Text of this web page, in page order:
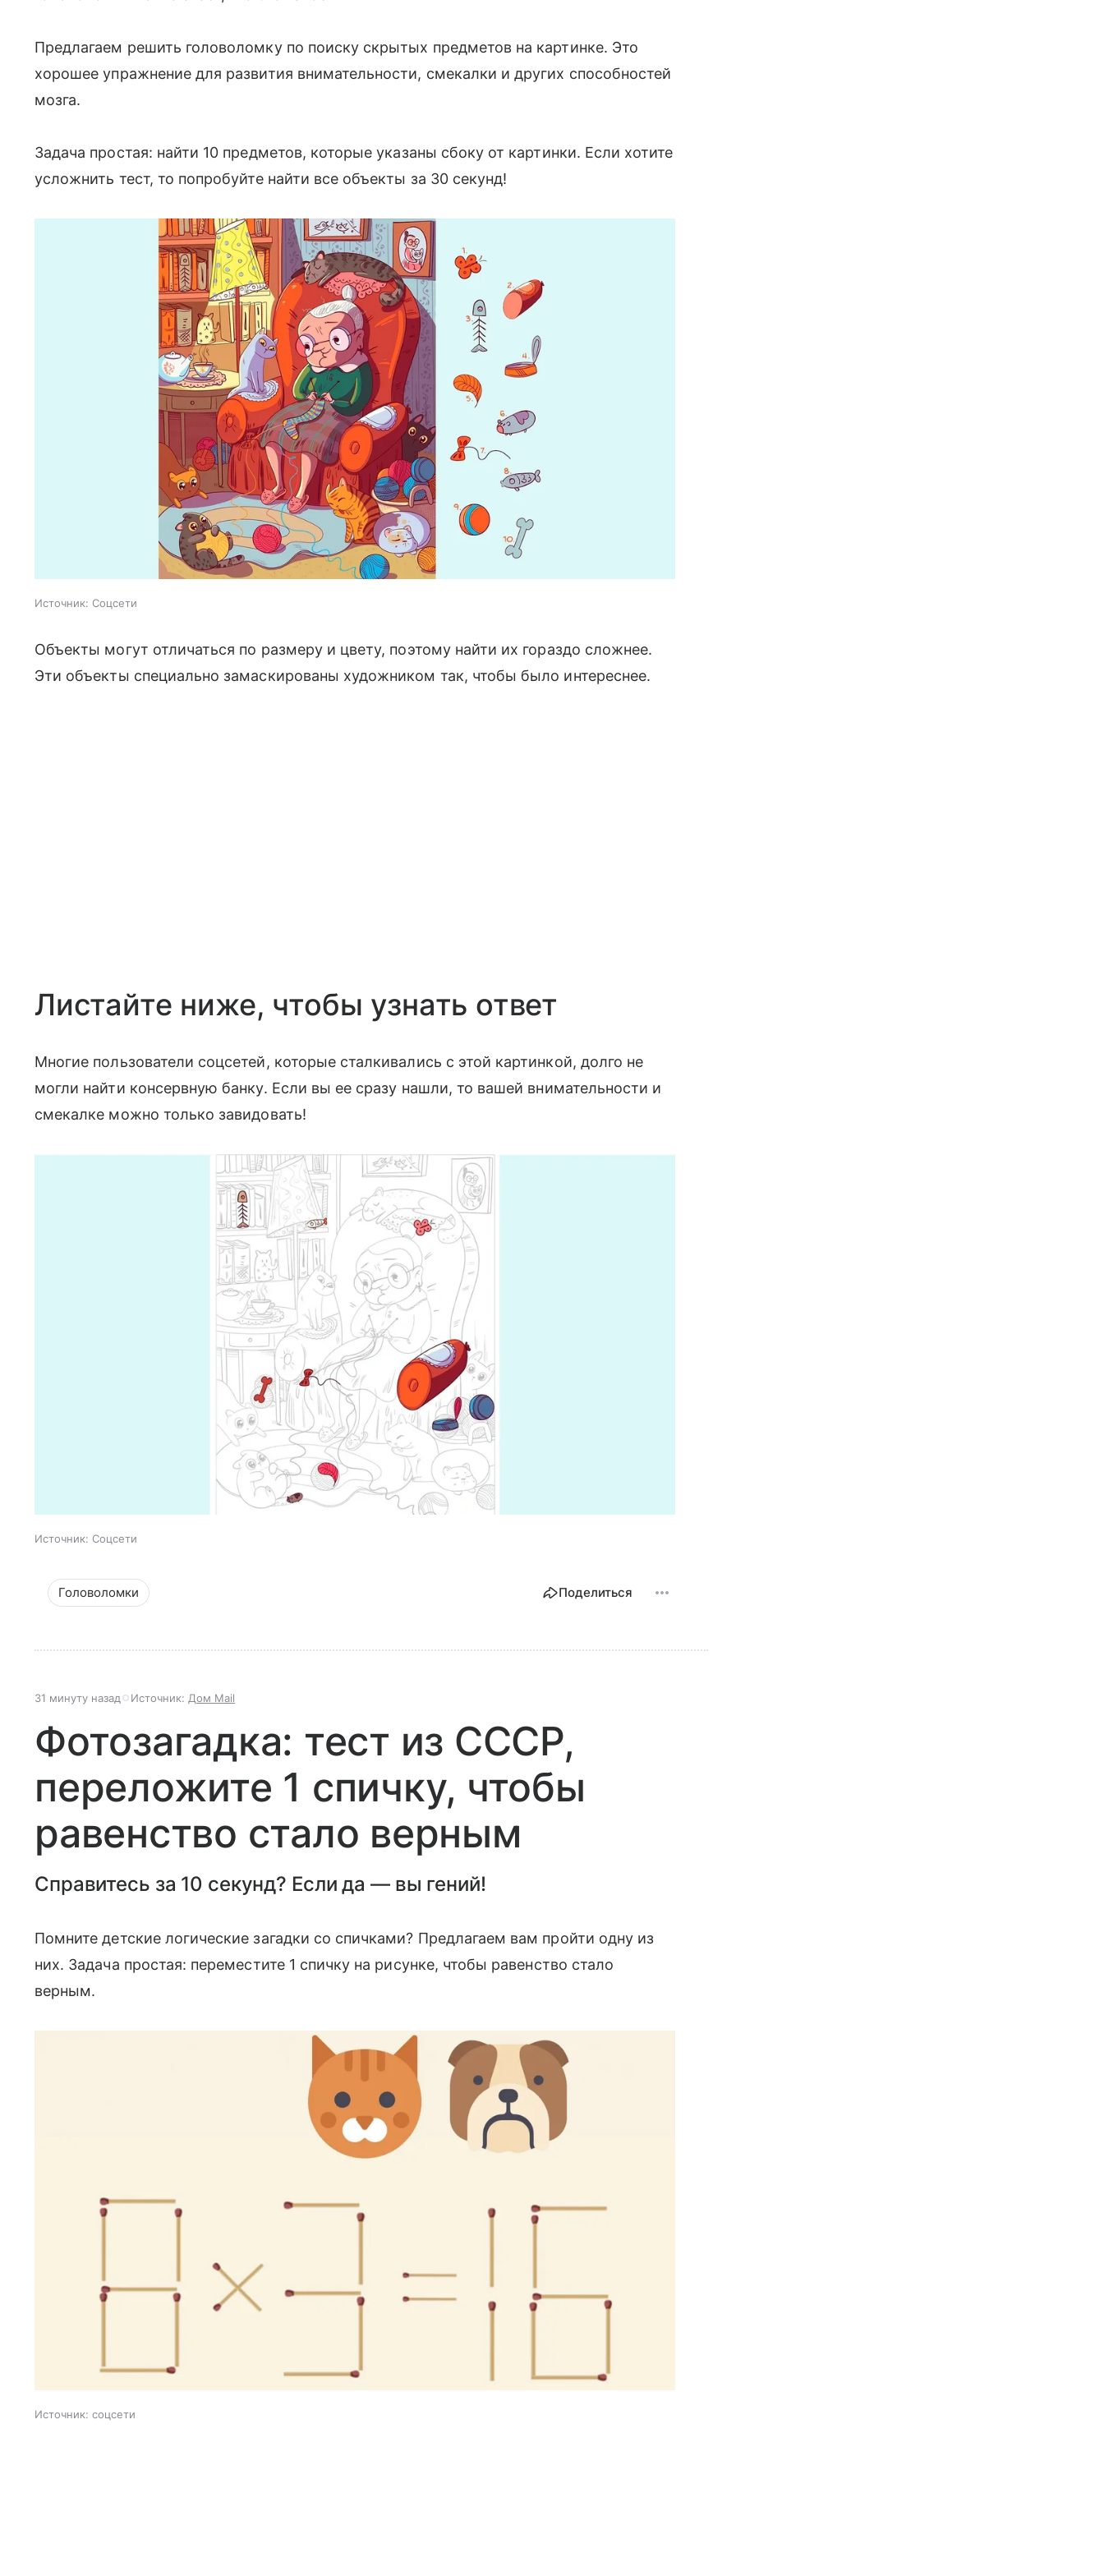
Предлагаем решить головоломку по поиску скрытых предметов на картинке. Это
хорошее упражнение для развития внимательности, смекалки и других способностей
мозга.
Задача простая: найти 10 предметов, которые указаны сбоку от картинки. Если хотите
усложнить тест, то попробуйте найти все объекты за 30 секунд!
Источник: Соцсети
Объекты могут отличаться по размеру и цвету, поэтому найти их гораздо сложнее.
Эти объекты специально замаскированы художником так, чтобы было интереснее.
Листайте ниже, чтобы узнать ответ
Многие пользователи соцсетей, которые сталкивались с этой картинкой, долго не
могли найти консервную банку. Если вы ее сразу нашли, то вашей внимательности и
смекалке можно только завидовать!
Источник: Соцсети
Головоломки Поделиться
31 минуту назад Источник: Дом Mail
Фотозагадка: тест из СССР,
переложите 1 спичку, чтобы
равенство стало верным
Справитесь за 10 секунд? Если да — вы гений!
Помните детские логические загадки со спичками? Предлагаем вам пройти одну из
них. Задача простая: переместите 1 спичку на рисунке, чтобы равенство стало
верным.
Источник: соцсети